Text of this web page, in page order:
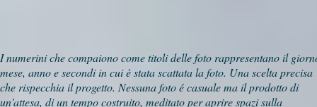
I numerini che compaiono come titoli delle foto rappresentano il
mese, anno e secondi in cui è stata scattata la foto. Una scelta precisa
che rispecchia il progetto. Nessuna foto é casuale ma il prodotto di
un'attesa, di un tempo costruito, meditato per aprire spazi sulla